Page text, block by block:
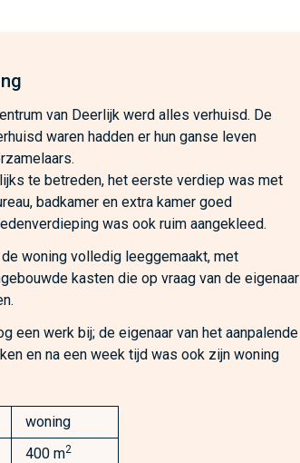
van Deerlijk werd alles verhuisd. De
waren hadden er hun ganse leven
te betreden, het eerste verdiep was met
badkamer en extra kamer goed
was ook ruim aangekleed.
woning volledig leeggemaakt, met
kasten die op vraag van de eigenaar
een werk bij; de eigenaar van het aanpalende
en na een week tijd was ook zijn woning
woning
400 m2